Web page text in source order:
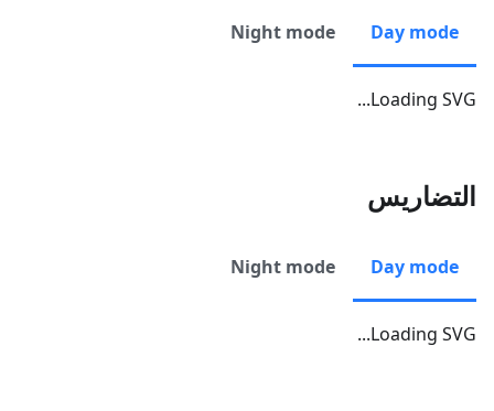
Day mode
Night mode
Loading SVG...
التضاريس
Day mode
Night mode
Loading SVG...